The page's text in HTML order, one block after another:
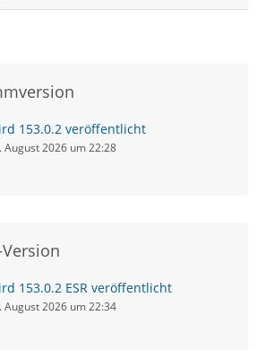
153.0.2 veröffentlicht
August 2026 um 22:28
153.0.2 ESR veröffentlicht
August 2026 um 22:34